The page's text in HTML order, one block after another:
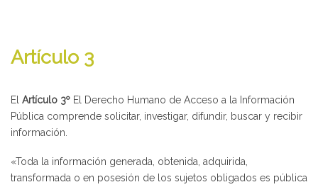
Artículo 3
El Artículo 3º El Derecho Humano de Acceso a la Información
Pública comprende solicitar, investigar, difundir, buscar y recibir
información.
«Toda la información generada, obtenida, adquirida,
transformada o en posesión de los sujetos obligados es pública